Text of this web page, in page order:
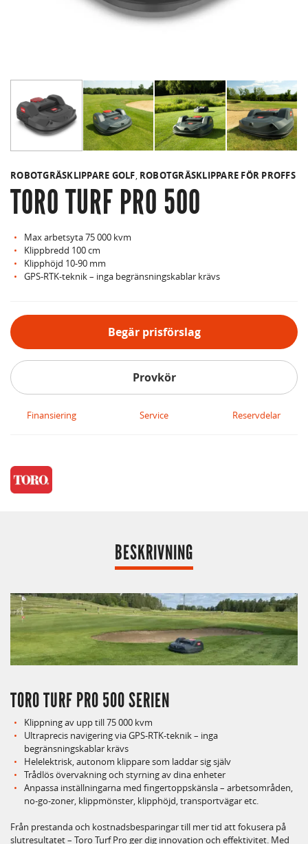
ROBOTGRÄSKLIPPARE GOLF, ROBOTGRÄSKLIPPARE FÖR PROFFS
TORO TURF PRO 500
Max arbetsyta 75 000 kvm
Klippbredd 100 cm
Klipphöjd 10-90 mm
GPS-RTK-teknik – inga begränsningskablar krävs
Begär prisförslag
Provkör
Finansiering Service Reservdelar
BESKRIVNING
TORO TURF PRO 500 SERIEN
Klippning av upp till 75 000 kvm
Ultraprecis navigering via GPS-RTK-teknik – inga
begränsningskablar krävs
Helelektrisk, autonom klippare som laddar sig själv
Trådlös övervakning och styrning av dina enheter
Anpassa inställningarna med fingertoppskänsla – arbetsområden,
no-go-zoner, klippmönster, klipphöjd, transportvägar etc.
Från prestanda och kostnadsbesparingar till mer tid att fokusera på
slutresultatet – Toro Turf Pro ger dig innovation och effektivitet. Med